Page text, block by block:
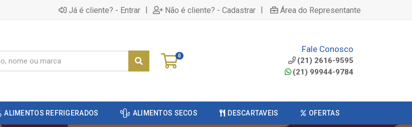
Já é cliente? - Entrar | Não é cliente? - Cadastrar | Área do Representante
0
Fale Conosco
(21) 2616-9595
(21) 99944-9784
ALIMENTOS REFRIGERADOS ALIMENTOS SECOS DESCARTAVEIS OFERTAS